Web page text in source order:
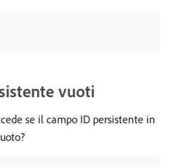
vuoti
se il campo ID persistente in